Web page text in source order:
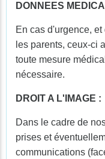
DONNEES
En cas d'urgence,
les parents, ceux-ci
toute mesure
nécessaire.
DROIT A L'IMAGE :
Dans le cadre de
prises et
communications